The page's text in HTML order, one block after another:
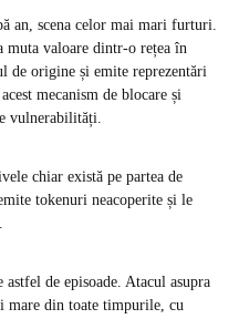
an, scena celor mai mari furturi.
muta valoare dintr-o rețea în
de origine și emite reprezentări
mecanism de blocare și
vulnerabilități.
chiar există pe partea de
tokenuri neacoperite și le
de episoade. Atacul asupra
mare din toate timpurile, cu